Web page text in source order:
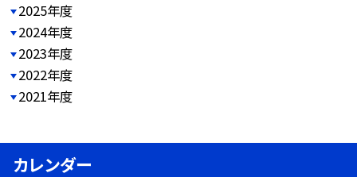
2025年度
2024年度
2023年度
2022年度
2021年度
カレンダー